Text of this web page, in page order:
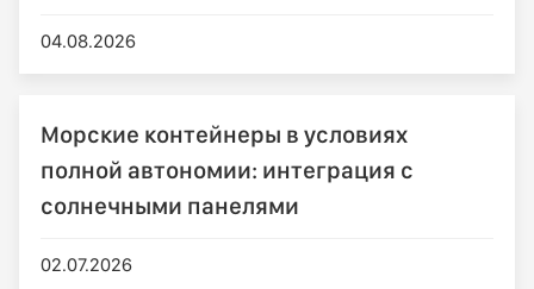
04.08.2026
Морские контейнеры в условиях
полной автономии: интеграция с
солнечными панелями
02.07.2026